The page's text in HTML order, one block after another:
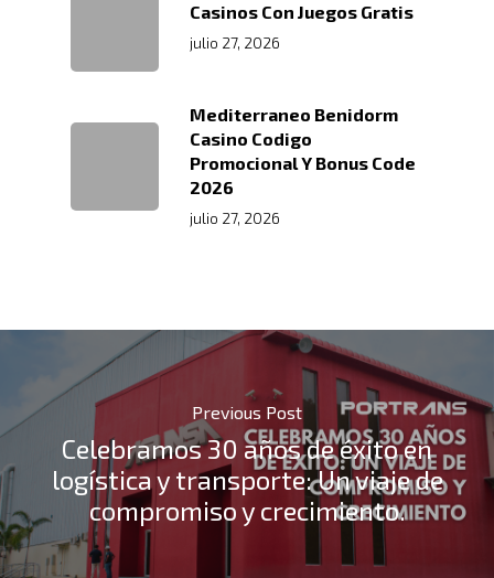
Casinos Con Juegos Gratis
julio 27, 2026
Mediterraneo Benidorm
Casino Codigo
Promocional Y Bonus Code
2026
julio 27, 2026
Previous Post
Celebramos 30 años de éxito en
logística y transporte: Un viaje de
compromiso y crecimiento.
Plataforma RRHH